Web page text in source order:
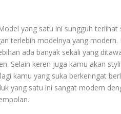
yang satu ini sungguh terlihat
terlebih modelnya yang modern.
ada banyak sekali yang
Selain keren juga kamu akan
kamu yang suka berkeringat
yang satu ini sangat modern